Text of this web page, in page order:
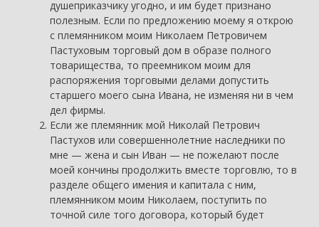
душеприказчику угодно, и им будет признано
полезным. Если по предложению моему я открою
с племянником моим Николаем Петровичем
Пастуховым торговый дом в образе полного
товарищества, то преемником моим для
распоряжения торговыми делами допустить
старшего моего сына Ивана, не изменяя ни в чем
дел фирмы.
Если же племянник мой Николай Петрович
Пастухов или совершеннолетние наследники по
мне — жена и сын Иван — не пожелают после
моей кончины продолжить вместе торговлю, то в
разделе общего имения и капитала с ним,
племянником моим Николаем, поступить по
точной силе того договора, который будет